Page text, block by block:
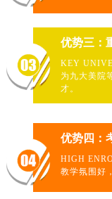
优势三：
KEY
为九大美院
才。
优势四：
HIGH
教学氛围好